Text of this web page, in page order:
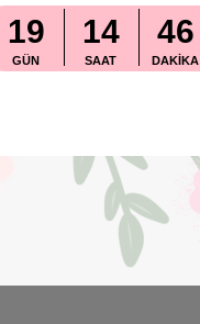
19 14 46
Kayıtlar (Atom)